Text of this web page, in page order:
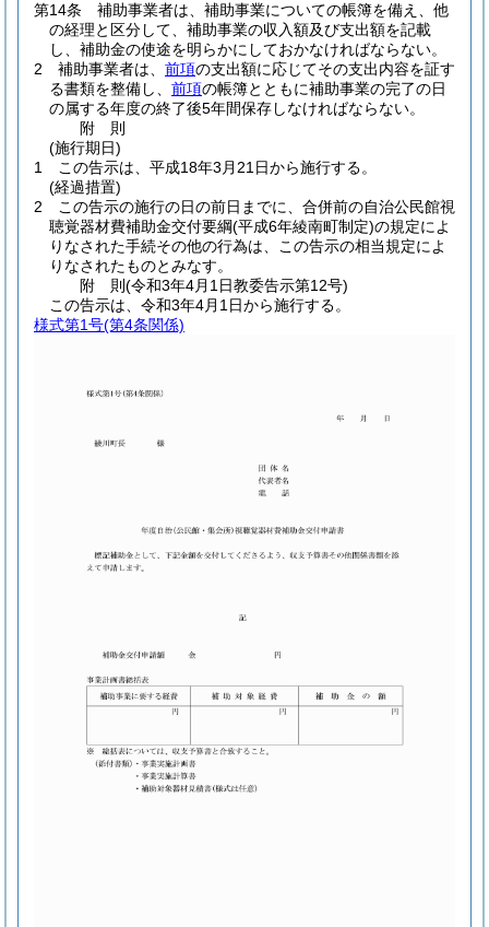
第14条
補助事業者は、補助事業についての帳簿を備え、他
の経理と区分して、補助事業の収入額及び支出額を記載
し、補助金の使途を明らかにしておかなければならない。
2
補助事業者は、 前項の支出額に応じてその支出内容を証す
る書類を整備し、 前項の帳簿とともに補助事業の完了の日
の属する年度の終了後5年間保存しなければならない。
附 則
(施行期日)
1
この告示は、平成18年3月21日から施行する。
(経過措置)
2
この告示の施行の日の前日までに、合併前の自治公民館視
聴覚器材費補助金交付要綱(平成6年綾南町制定)の規定によ
りなされた手続その他の行為は、この告示の相当規定によ
りなされたものとみなす。
附 則(令和3年4月1日教委告示第12号)
この告示は、令和3年4月1日から施行する。
様式第1号(第4条関係)